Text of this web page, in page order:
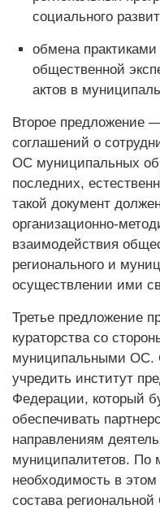
социального
обмена
общественной
актов в
Второе предложение
соглашений о
ОС муниципальных
последних,
такой документ
организационно-
взаимодействия
регионального и
осуществлении ими
Третье предложение
кураторства со
муниципальными ОС.
учредить институт
Федерации, который
обеспечивать
направлениям
муниципалитетов. По
необходимость в этом
состава